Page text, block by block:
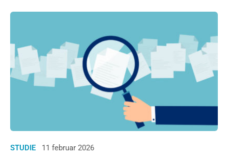
STUDIE 11 februar 2026